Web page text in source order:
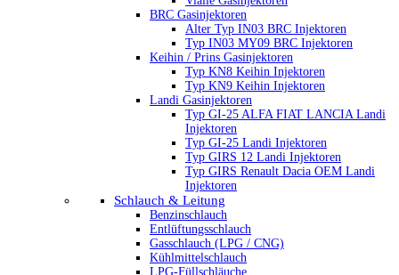
BRC Gasinjektoren
Alter Typ IN03 BRC Injektoren
Typ IN03 MY09 BRC Injektoren
Keihin / Prins Gasinjektoren
Typ KN8 Keihin Injektoren
Typ KN9 Keihin Injektoren
Landi Gasinjektoren
Typ GI-25 ALFA FIAT LANCIA Landi
Injektoren
Typ GI-25 Landi Injektoren
Typ GIRS 12 Landi Injektoren
Typ GIRS Renault Dacia OEM Landi
Injektoren
Schlauch & Leitung
Benzinschlauch
Entlüftungsschlauch
Gasschlauch (LPG / CNG)
Kühlmittelschlauch
LPG-Füllschläuche